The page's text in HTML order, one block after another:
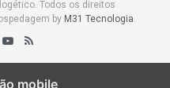
Todos os direitos
by M31 Tecnologia.
mobile